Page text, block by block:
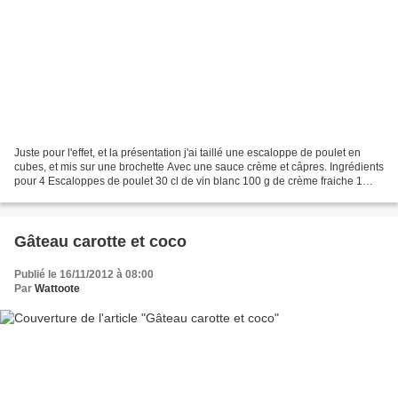
Juste pour l'effet, et la présentation j'ai taillé une escaloppe de poulet en
cubes, et mis sur une brochette Avec une sauce crème et câpres. Ingrédients
pour 4 Escaloppes de poulet 30 cl de vin blanc 100 g de crème fraiche 1
Gâteau carotte et coco
Publié le 16/11/2012 à 08:00
Par Wattoote